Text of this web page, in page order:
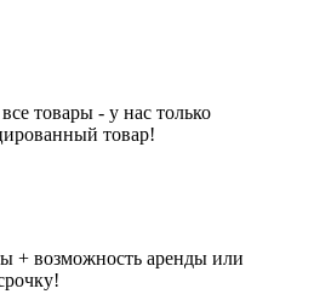
товары - у нас только
товар!
+ возможность аренды или